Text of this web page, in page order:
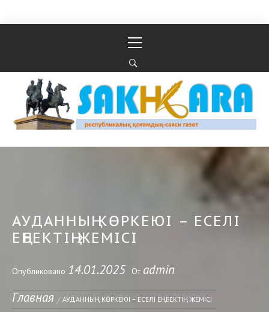
Перейти к содержимому
меню
Республикалық қоғамдық-саяси газеті
РЕСПУБЛИКАЛЫҚ ҚОҒАМДЫҚ-САЯСИ ГАЗЕТІ
АУДАННЫҢ КӨРКЕЮІ – ЕСЕЛІ
ЕҢБЕКТІҢ ЖЕМІСІ
Опубликовано 14.01.2025 От admin
Главная
АУДАННЫҢ КӨРКЕЮІ – ЕСЕЛІ ЕҢБЕКТІҢ ЖЕМІСІ